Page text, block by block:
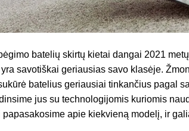
batelių skirtų kietai dangai 2021
savotiškai geriausias savo klasėje.
batelius geriausiai tinkančius pagal
jus su technologijomis kuriomis
papasakosime apie kiekvieną modelį, ir